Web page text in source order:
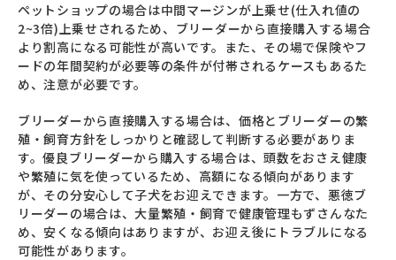
ペットショップの場合は中間マージンが上乗せ(仕入れ値の
2~3倍)上乗せされるため、ブリーダーから直接購入する場合
より割高になる可能性が高いです。また、その場で保険やフ
ードの年間契約が必要等の条件が付帯されるケースもあるた
め、注意が必要です。
ブリーダーから直接購入する場合は、価格とブリーダーの繁
殖・飼育方針をしっかりと確認して判断する必要がありま
す。優良ブリーダーから購入する場合は、頭数をおさえ健康
や繁殖に気を使っているため、高額になる傾向があります
が、その分安心して子犬をお迎えできます。一方で、悪徳ブ
リーダーの場合は、大量繁殖・飼育で健康管理もずさんなた
め、安くなる傾向はありますが、お迎え後にトラブルになる
可能性があります。